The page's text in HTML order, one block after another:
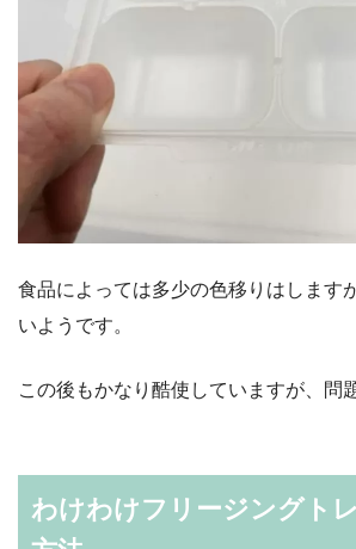
食品によっては多少の色移りはします
いようです。
この後もかなり酷使していますが、問
わけわけフリージングト